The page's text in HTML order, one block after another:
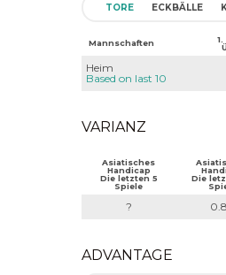
TORE ECKBÄLLE
Mannschaften
Heim
Based on last 10
VARIANZ
Asiatisches
Handicap
Die letzten 5
Spiele
Die
?
ADVANTAGE